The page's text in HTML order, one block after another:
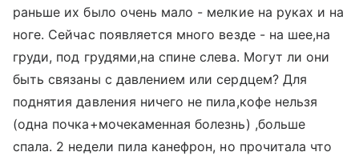
раньше их было очень мало - мелкие на руках и на
ноге. Сейчас появляется много везде - на шее,на
груди, под грудями,на спине слева. Могут ли они
быть связаны с давлением или сердцем? Для
поднятия давления ничего не пила,кофе нельзя
(одна почка+мочекаменная болезнь) ,больше
спала. 2 недели пила канефрон, но прочитала что